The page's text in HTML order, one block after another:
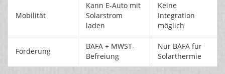
Mobilität
Kann E-Auto mit
Solarstrom
laden
Keine
Integration
möglich
Förderung
BAFA + MWST-
Befreiung
Nur BAFA für
Solarthermie